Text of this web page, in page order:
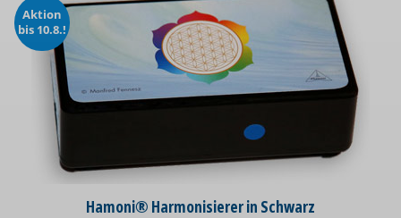
Aktion
bis 10.8.!
Hamoni® Harmonisierer in Schwarz